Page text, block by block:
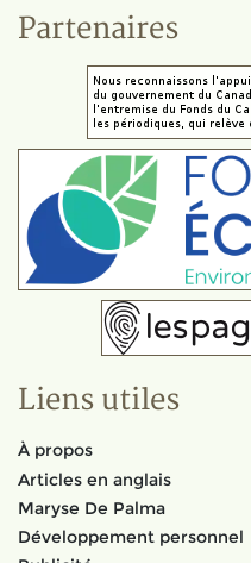
Partenaires
Liens utiles
À propos
Articles en anglais
Maryse De Palma
Développement personnel